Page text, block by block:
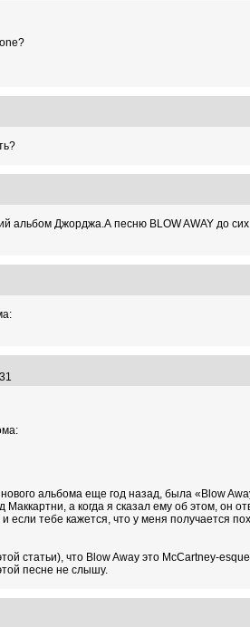
Джорджа.А песню BLOW AWAY до
альбома еще год назад, была «Blow
а когда я сказал ему об этом, он
если тебе кажется, что у меня получается
статьи), что Blow Away это McCartney-
песне не слышу.